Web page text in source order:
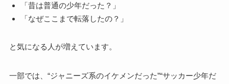
「昔は普通の少年だった？」
「なぜここまで転落したの？」
と気になる人が増えています。
一部では、“ジャニーズ系のイケメンだった”“サッカー少年だ